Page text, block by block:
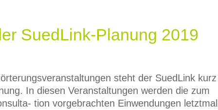
SuedLink-Planung 2019
steht der SuedLink kurz
In diesen Veranstaltungen werden die zum
tion vorgebrachten Einwendungen